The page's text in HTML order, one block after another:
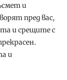
и
пред вас,
и срещите с
и